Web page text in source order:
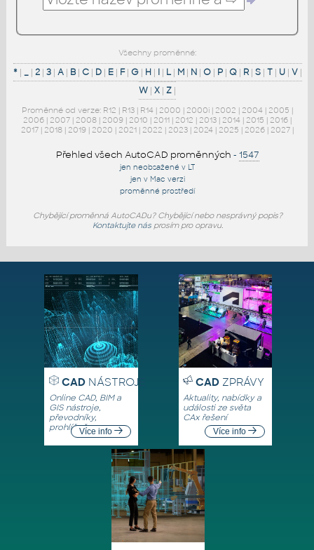
Všechny proměnné:
*| _| 2| 3| A| B| C| D| E| F| G| H| I| L| M| N| O| P| Q| R| S| T| U| V|
W | X | Z |
Proměnné od verze: R12 | R13 | R14 | 2000 | 2000i | 2002 | 2004 | 2005 |
2006 | 2007 | 2008 | 2009 | 2010 | 2011 | 2012 | 2013 | 2014 | 2015 | 2016 |
2017 | 2018 | 2019 | 2020 | 2021 | 2022 | 2023 | 2024 | 2025 | 2026 | 2027 |
Přehled všech AutoCAD proměnných - 1547
jen neobsažené v LT
jen v Mac verzi
proměnné prostředí
Chybějící proměnná AutoCADu? Chybějící nebo nesprávný popis?
Kontaktujte násprosím pro opravu.
CADNÁSTROJE
Online CAD, BIM a
GIS nástroje,
převodníky,
prohlížečeVíce info
CADZPRÁVY
Aktuality, nabídky a
události ze světa
CAx řešení
Více info